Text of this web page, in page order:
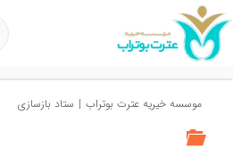
موسسه خیریه عترت بوتراب | ستاد بازسازی